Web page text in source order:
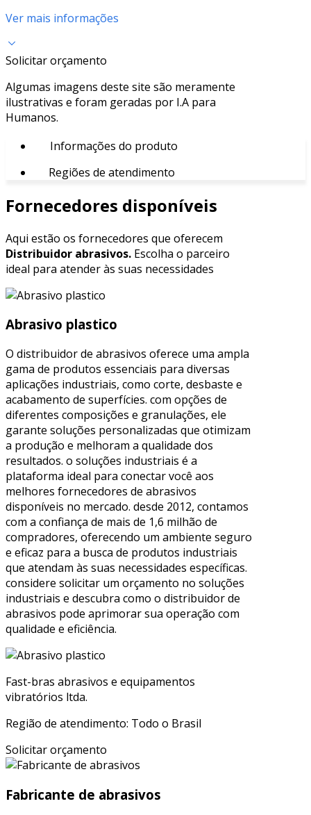
Ver mais informações
Solicitar orçamento
Algumas imagens deste site são meramente
ilustrativas e foram geradas por I.A para
Humanos.
Informações do produto
Regiões de atendimento
Fornecedores disponíveis
Aqui estão os fornecedores que oferecem
Distribuidor abrasivos. Escolha o parceiro
ideal para atender às suas necessidades
Abrasivo plastico
O distribuidor de abrasivos oferece uma ampla
gama de produtos essenciais para diversas
aplicações industriais, como corte, desbaste e
acabamento de superfícies. com opções de
diferentes composições e granulações, ele
garante soluções personalizadas que otimizam
a produção e melhoram a qualidade dos
resultados. o soluções industriais é a
plataforma ideal para conectar você aos
melhores fornecedores de abrasivos
disponíveis no mercado. desde 2012, contamos
com a confiança de mais de 1,6 milhão de
compradores, oferecendo um ambiente seguro
e eficaz para a busca de produtos industriais
que atendam às suas necessidades específicas.
considere solicitar um orçamento no soluções
industriais e descubra como o distribuidor de
abrasivos pode aprimorar sua operação com
qualidade e eficiência.
Fast-bras abrasivos e equipamentos
vibratórios ltda.
Região de atendimento: Todo o Brasil
Solicitar orçamento
Fabricante de abrasivos